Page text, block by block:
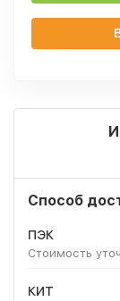
Способ
ПЭК
Стоимость
КИТ